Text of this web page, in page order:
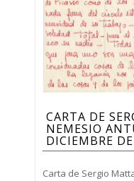
CARTA DE
NEMESIO
DICIEMBRE
Carta de Sergio